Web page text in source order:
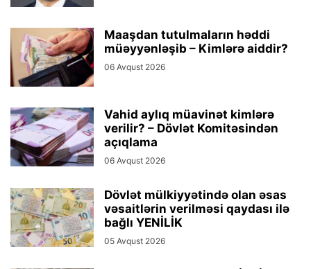
Maaşdan tutulmaların həddi
müəyyənləşib – Kimlərə aiddir?
06 Avqust 2026
Vahid aylıq müavinət kimlərə
verilir? – Dövlət Komitəsindən
açıqlama
06 Avqust 2026
Dövlət mülkiyyətində olan əsas
vəsaitlərin verilməsi qaydası ilə
bağlı YENİLİK
05 Avqust 2026